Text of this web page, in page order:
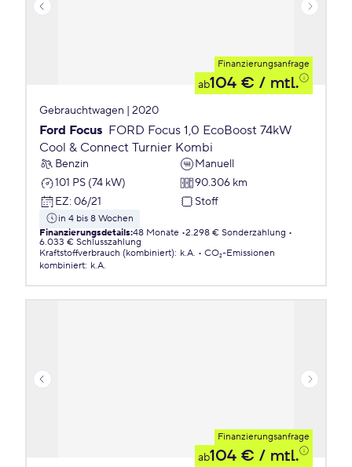
Finanzierungsanfrage
ab104 € / mtl.
Gebrauchtwagen | 2020
Ford Focus FORD Focus 1,0 EcoBoost 74kW
Cool & Connect Turnier Kombi
Benzin
Manuell
101 PS (74 kW)
90.306 km
EZ: 06/21 Stoff
in 4 bis 8 Wochen
Finanzierungsdetails:48 Monate 2.298 € Sonderzahlung
6.033 € Schlusszahlung
Kraftstoffverbrauch (kombiniert): k.A.
CO₂-Emissionen
kombiniert: k.A.
Finanzierungsanfrage
ab104 € / mtl.